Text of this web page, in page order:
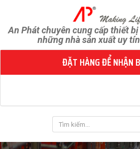
An Phát chuyên cung cấp thiết
những nhà sản xuất uy
ĐẶT HÀNG ĐỂ NHẬN